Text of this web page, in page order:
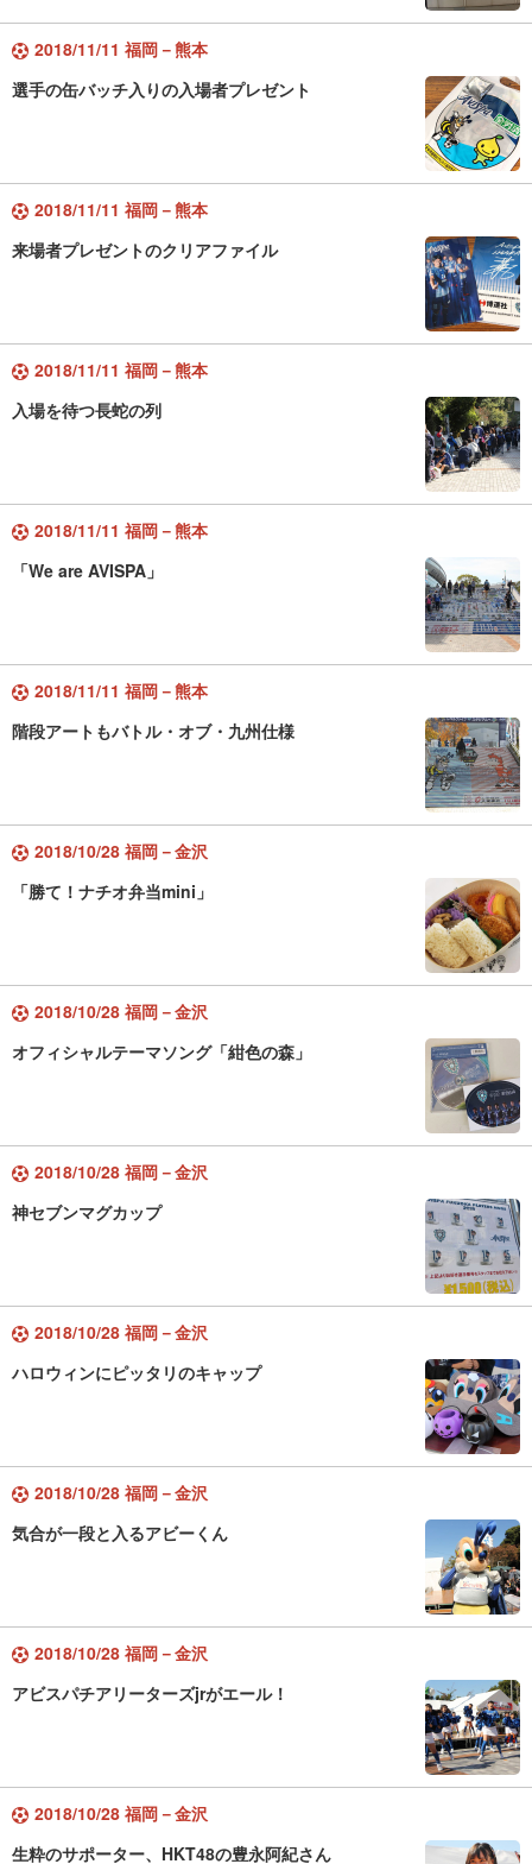
2018/11/11 福岡－熊本
選手の缶バッチ入りの入場者プレゼント
2018/11/11 福岡－熊本
来場者プレゼントのクリアファイル
2018/11/11 福岡－熊本
入場を待つ長蛇の列
2018/11/11 福岡－熊本
「We are AVISPA」
2018/11/11 福岡－熊本
階段アートもバトル・オブ・九州仕様
2018/10/28 福岡－金沢
「勝て！ナチオ弁当mini」
2018/10/28 福岡－金沢
オフィシャルテーマソング「紺色の森」
2018/10/28 福岡－金沢
神セブンマグカップ
2018/10/28 福岡－金沢
ハロウィンにピッタリのキャップ
2018/10/28 福岡－金沢
気合が一段と入るアビーくん
2018/10/28 福岡－金沢
アビスパチアリーターズjrがエール！
2018/10/28 福岡－金沢
生粋のサポーター、HKT48の豊永阿紀さん